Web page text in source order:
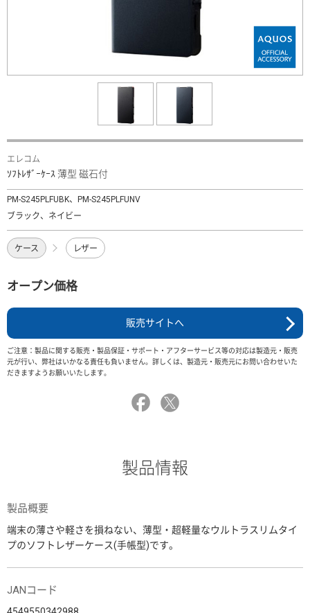
エレコム
ｿﾌﾄﾚｻﾞｰｹｰｽ 薄型 磁石付
PM-S245PLFUBK、PM-S245PLFUNV
ブラック、ネイビー
ケース レザー
オープン価格
販売サイトへ
ご注意：製品に関する販売・製品保証・サポート・アフターサービス等の対応は製造元・販売
元が行い、弊社はいかなる責任も負いません。詳しくは、製造元・販売元にお問い合わせいた
だきますようお願いいたします。
製品情報
製品概要
端末の薄さや軽さを損ねない、薄型・超軽量なウルトラスリムタイ
プのソフトレザーケース(手帳型)です。
JANコード